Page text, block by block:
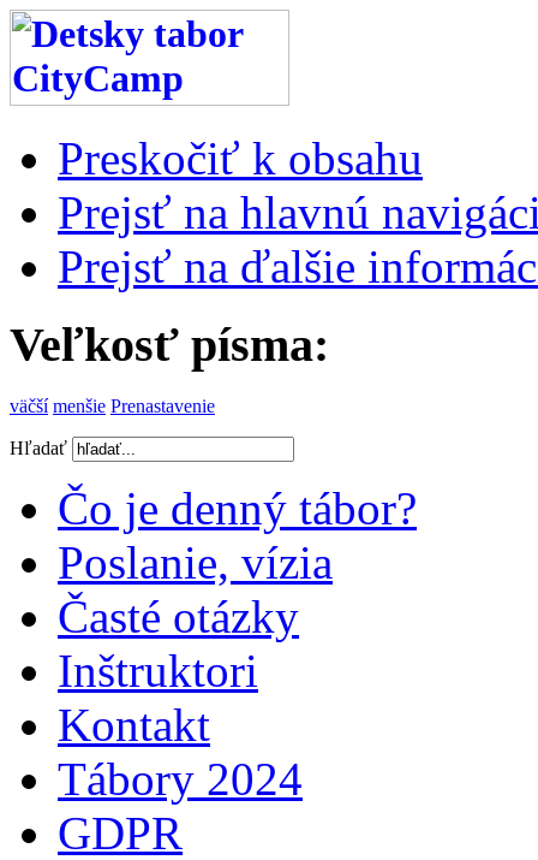
Preskočiť k obsahu
Prejsť na hlavnú
Prejsť na ďalšie
Veľkosť písma:
väčší menšie Prenastavenie
Hľadať
Čo je denný tábor?
Poslanie, vízia
Časté otázky
Inštruktori
Kontakt
Tábory 2024
GDPR